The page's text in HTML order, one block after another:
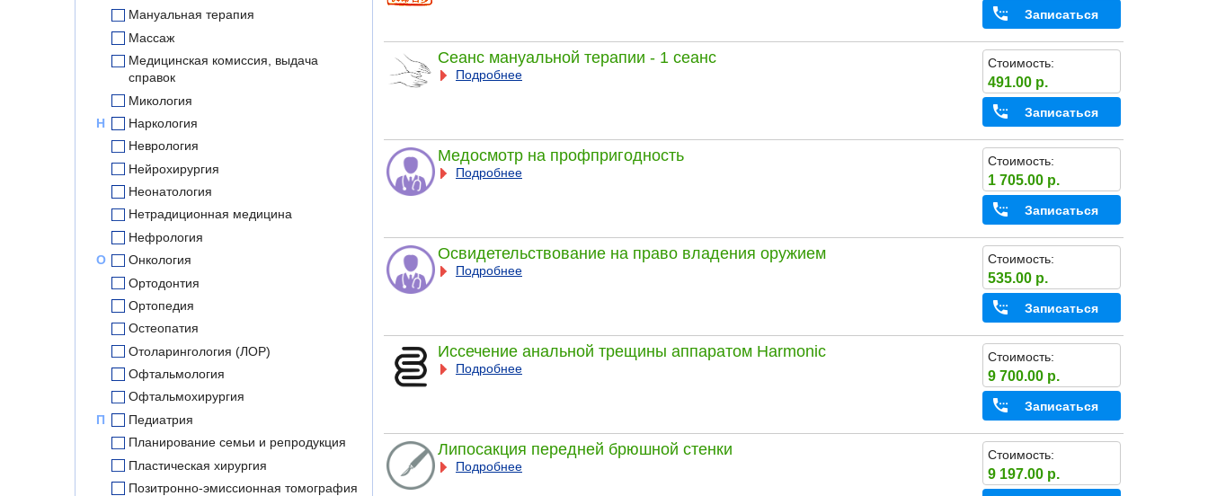
Мануальная терапия
Массаж
Медицинская комиссия, выдача
справок
Микология
Н
Наркология
Неврология
Нейрохирургия
Неонатология
Нетрадиционная медицина
Нефрология
О
Онкология
Ортодонтия
Ортопедия
Остеопатия
Отоларингология (ЛОР)
Офтальмология
Офтальмохирургия
П
Педиатрия
Планирование семьи и репродукция
Пластическая хирургия
Позитронно-эмиссионная томография
Записаться
Сеанс мануальной терапии - 1 сеанс
Подробнее
Стоимость:
491.00 р.
Записаться
Медосмотр на профпригодность
Подробнее
Стоимость:
1 705.00 р.
Записаться
Освидетельствование на право владения оружием
Подробнее
Стоимость:
535.00 р.
Записаться
Иссечение анальной трещины аппаратом Harmonic
Подробнее
Стоимость:
9 700.00 р.
Записаться
Липосакция передней брюшной стенки
Подробнее
Стоимость:
9 197.00 р.